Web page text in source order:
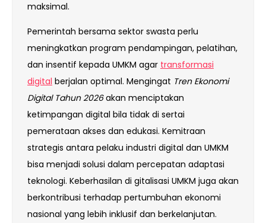
maksimal.
Pemerintah bersama sektor swasta perlu
meningkatkan program pendampingan, pelatihan,
dan insentif kepada UMKM agar transformasi
digital berjalan optimal. Mengingat Tren Ekonomi
Digital Tahun 2026akan menciptakan
ketimpangan digital bila tidak di sertai
pemerataan akses dan edukasi. Kemitraan
strategis antara pelaku industri digital dan UMKM
bisa menjadi solusi dalam percepatan adaptasi
teknologi. Keberhasilan di gitalisasi UMKM juga akan
berkontribusi terhadap pertumbuhan ekonomi
nasional yang lebih inklusif dan berkelanjutan.